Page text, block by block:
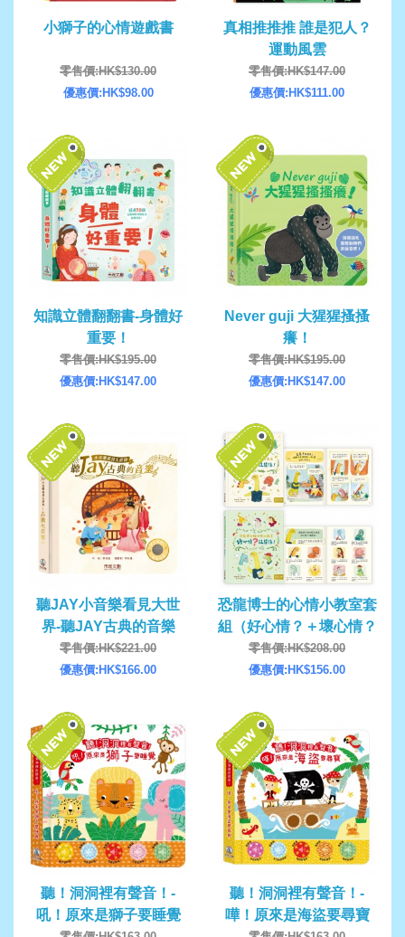
小獅子的心情遊戲書
零售價:HK$130.00
優惠價:HK$98.00
真相推推推 誰是犯人？
運動風雲
零售價:HK$147.00
優惠價:HK$111.00
知識立體翻翻書-身體好
重要！
零售價:HK$195.00
優惠價:HK$147.00
Never guji 大猩猩搔搔
癢！
零售價:HK$195.00
優惠價:HK$147.00
聽JAY小音樂看見大世
界-聽JAY古典的音樂
零售價:HK$221.00
優惠價:HK$166.00
恐龍博士的心情小教室套
組（好心情？＋壞心情？
沒關係！）
零售價:HK$208.00
優惠價:HK$156.00
聽！洞洞裡有聲音！-
吼！原來是獅子要睡覺
聽！洞洞裡有聲音！-
嘩！原來是海盜要尋寶